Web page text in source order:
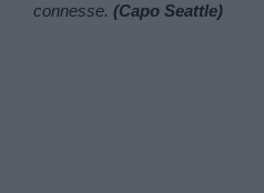
connesse.(Capo Seattle)